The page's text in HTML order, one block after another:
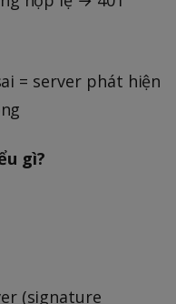
= server phát hiện
gì?
(signature